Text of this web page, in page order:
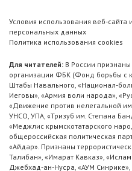
Условия использования веб-
персональных данных
Политика использования cookies
Для читателей: В России
организации ФБК (Фонд борьбы с
Штабы Навального, «Национал-
Иеговы», «Армия воли народа»,
«Движение против нелегальной
УНСО, УПА, «Тризуб им. Степана
«Меджлис крымскотатарского
общероссийская политическая
«Айдар». Признаны
Талибан», «Имарат Кавказ»,
Джебхад-ан-Нусра, «АУМ Синрике»,